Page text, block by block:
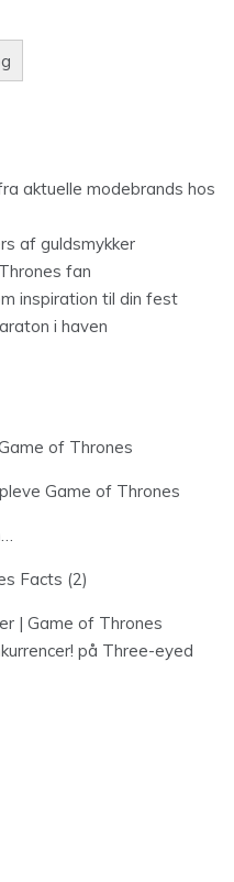
aktuelle modebrands hos
af guldsmykker
fan
inspiration til din fest
i haven
of Thrones
Game of Thrones
Facts (2)
| Game of Thrones
på Three-eyed